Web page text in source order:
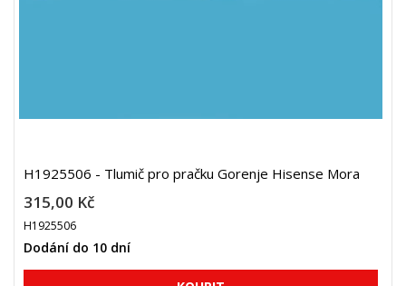
H1925506 - Tlumič pro pračku Gorenje Hisense Mora
315,00 Kč
H1925506
Dodání do 10 dní